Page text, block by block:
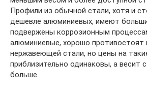
Профили из обычной стали, хотя и
дешевле алюминиевых, имеют
подвержены коррозионным
алюминиевые, хорошо противостоят
нержавеющей стали, но цены на
приблизительно одинаковы, а весит
больше.